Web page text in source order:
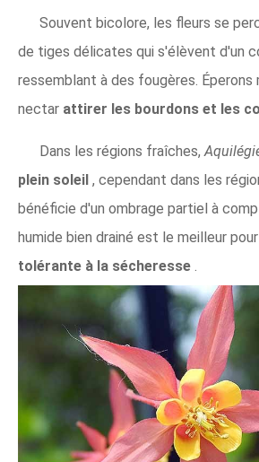
Souvent bicolore, les fleurs se
de tiges délicates qui s'élèvent d'un
ressemblant à des fougères. Éperons
nectar attirer les bourdons et les
Dans les régions fraîches,
plein soleil , cependant dans les
bénéficie d'un ombrage partiel à
humide bien drainé est le meilleur
tolérante à la sécheresse .